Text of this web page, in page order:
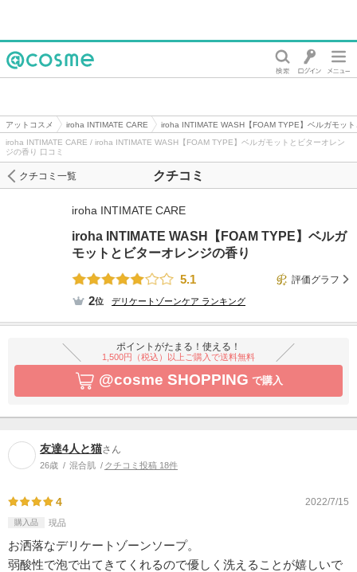
アットコスメ iroha INTIMATE CARE
iroha INTIMATE WASH【FOAM TYPE】ベルガモッ
iroha INTIMATE CARE / iroha INTIMATE WASH【FOAM TYPE】ベルガモットとビターオレン
ジの香り 口コミ
クチコミ
クチコミ一覧
iroha INTIMATE CARE
iroha INTIMATE WASH【FOAM TYPE】ベルガ
モットとビターオレンジの香り
5.1
評価グラフ
2位 デリケートゾーンケア ランキング
ポイントがたまる！使える！
1,500円（税込）以上ご購入で送料無料
@cosme SHOPPING で購入
友達4人と猫さん
26歳 混合肌 クチコミ投稿 18件
4 2022/7/15
購入品 現品
お洒落なデリケートゾーンソープ。
弱酸性で泡で出てきてくれるので優しく洗えることが嬉しいで